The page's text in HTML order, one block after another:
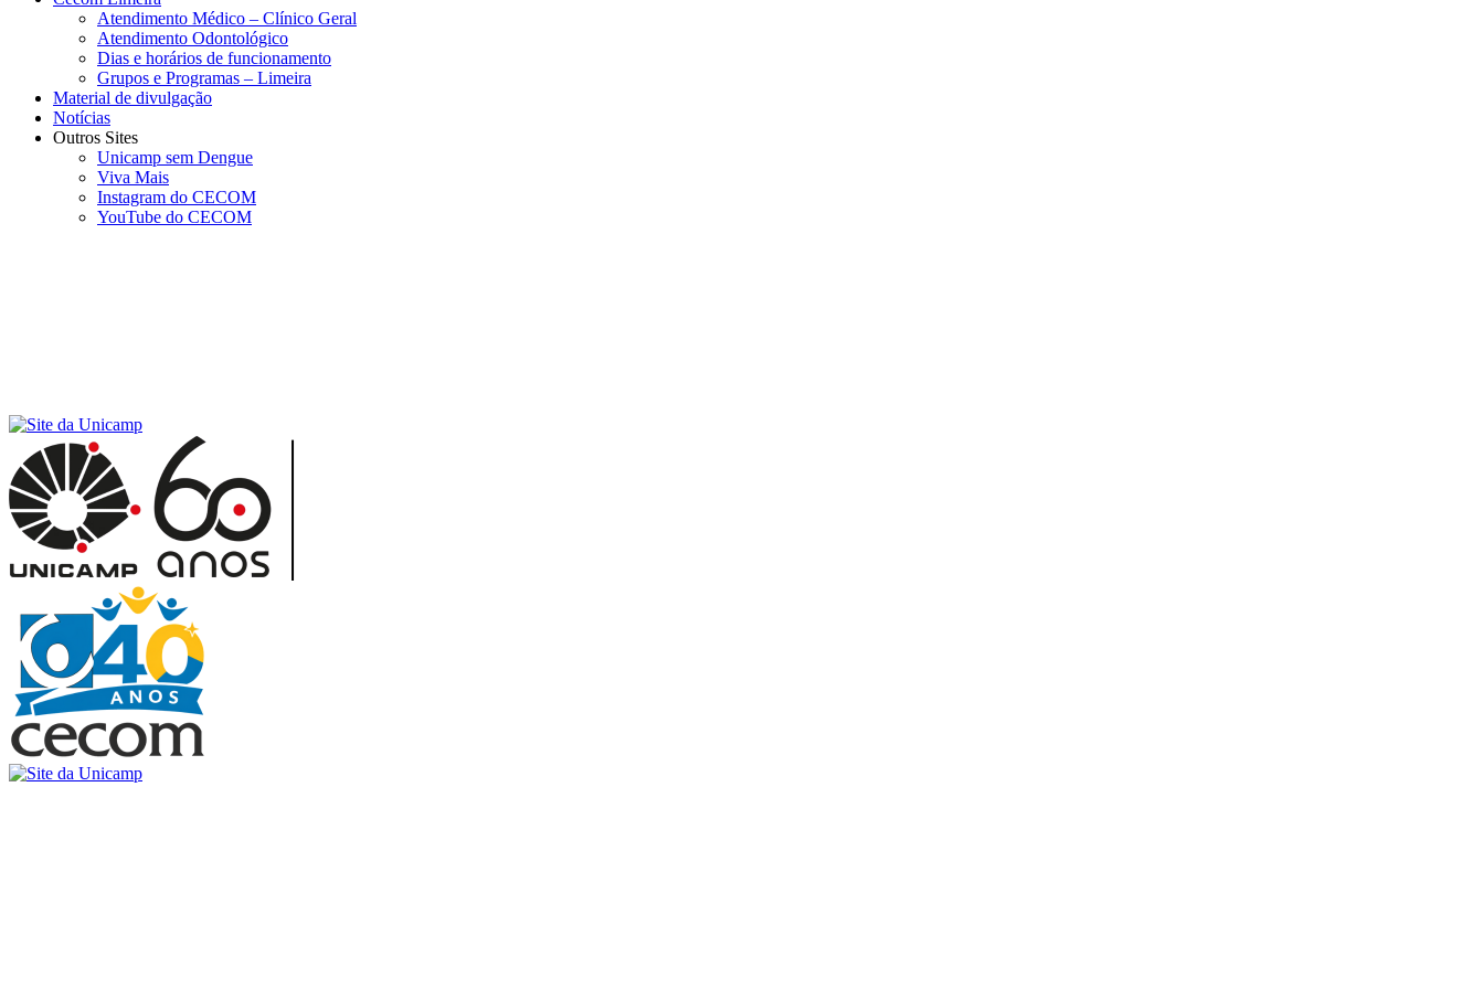
Atendimento Médico – Clínico Geral
Atendimento Odontológico
Dias e horários de funcionamento
Grupos e Programas – Limeira
Material de divulgação
Notícias
Outros Sites
Unicamp sem Dengue
Viva Mais
Instagram do CECOM
YouTube do CECOM